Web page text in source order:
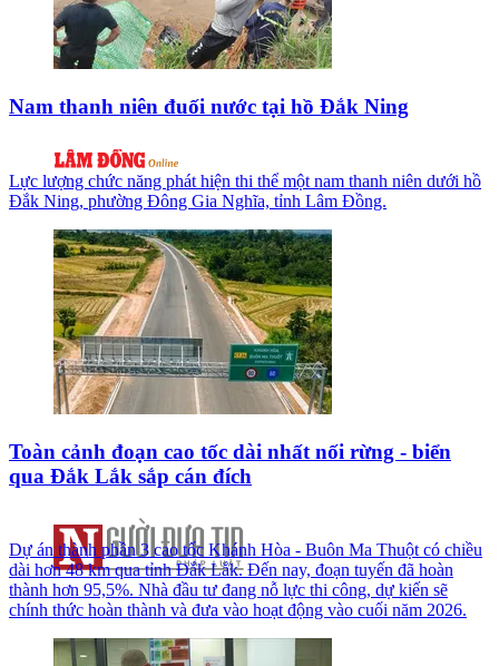
Nam thanh niên đuối nước tại hồ Đắk Ning
Lực lượng chức năng phát hiện thi thể một nam thanh niên dưới hồ
Đắk Ning, phường Đông Gia Nghĩa, tỉnh Lâm Đồng.
Toàn cảnh đoạn cao tốc dài nhất nối rừng - biển
qua Đắk Lắk sắp cán đích
Dự án thành phần 3 cao tốc Khánh Hòa - Buôn Ma Thuột có chiều
dài hơn 48 km qua tỉnh Đắk Lắk. Đến nay, đoạn tuyến đã hoàn
thành hơn 95,5%. Nhà đầu tư đang nỗ lực thi công, dự kiến sẽ
chính thức hoàn thành và đưa vào hoạt động vào cuối năm 2026.